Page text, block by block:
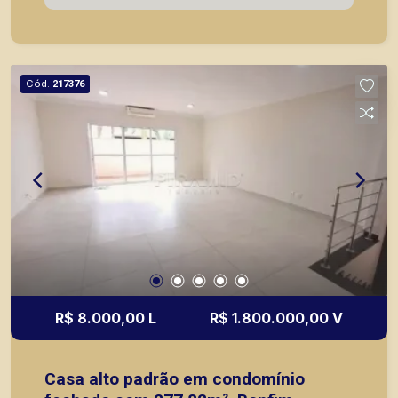
condicionado e persiana - espaço fitness ou
e banheiro de serviço - varanda gourmet fechada
em blindex, persianas automatizadas,
churrasqueira, ar condicionado - piscina aquecida
- lounge - vestiário - spa reservado com banheira
de hidromassagem - Casa com energia
fotovoltaica, ar condicionado nos ambientes,
persianas automatizadas, cortinas. - 4 vagas de
serão instalados A Piramid tem como objetivo
atender seus clientes com agilidade e segurança,
em locação, vendas de imóveis prontos, usados
ou mesmo nos principais lançamentos da cidade
de Ribeirão Preto.
Cód. 217376
R$ 8.000,00 L R$ 1.800.000,00 V
Casa alto padrão em condomínio